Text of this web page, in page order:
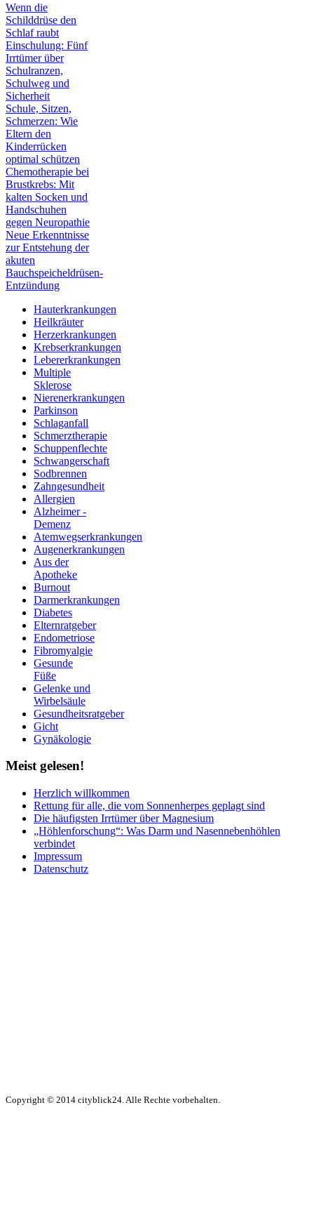
Wenn die
Schilddrüse den
Schlaf raubt
Einschulung: Fünf
Irrtümer über
Schulranzen,
Schulweg und
Sicherheit
Schule, Sitzen,
Schmerzen: Wie
Eltern den
Kinderrücken
optimal schützen
Chemotherapie bei
Brustkrebs: Mit
kalten Socken und
Handschuhen
gegen Neuropathie
Neue Erkenntnisse
zur Entstehung der
akuten
Bauchspeicheldrüsen-
Entzündung
Hauterkrankungen
Heilkräuter
Herzerkrankungen
Krebserkrankungen
Lebererkrankungen
Multiple
Sklerose
Nierenerkrankungen
Parkinson
Schlaganfall
Schmerztherapie
Schuppenflechte
Schwangerschaft
Sodbrennen
Zahngesundheit
Allergien
Alzheimer -
Demenz
Atemwegserkrankungen
Augenerkrankungen
Aus der
Apotheke
Burnout
Darmerkrankungen
Diabetes
Elternratgeber
Endometriose
Fibromyalgie
Gesunde
Füße
Gelenke und
Wirbelsäule
Gesundheitsratgeber
Gicht
Gynäkologie
Meistgelesen!
Herzlich willkommen
Rettung für alle, die vom Sonnenherpes geplagt sind
Die häufigsten Irrtümer über Magnesium
„Höhlenforschung“: Was Darm und Nasennebenhöhlen
verbindet
Impressum
Datenschutz
Copyright © 2014 cityblick24. Alle Rechte vorbehalten.